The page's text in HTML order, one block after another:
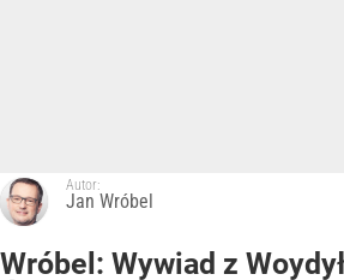
Autor:
Jan Wróbel
Wróbel: Wywiad z